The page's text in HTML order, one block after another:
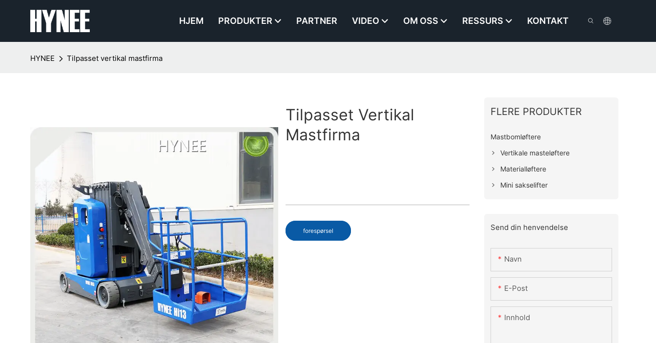
HJEM PRODUKTER PARTNER VIDEO OM OSS RESSURS KONTAKT
HYNEE Tilpasset vertikal mastfirma
Tilpasset Vertikal
Mastfirma
forespørsel
FLERE PRODUKTER
Mastbomløftere
Vertikale masteløftere
Materialløftere
Mini sakselifter
Send din henvendelse
Navn
E-Post
Innhold